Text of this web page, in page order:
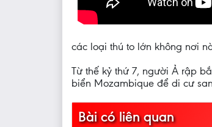
các loại thú to lớn không nơi
Từ thế kỷ thứ 7, người Ả rập
biển Mozambique để di cư
Bài có liên quan